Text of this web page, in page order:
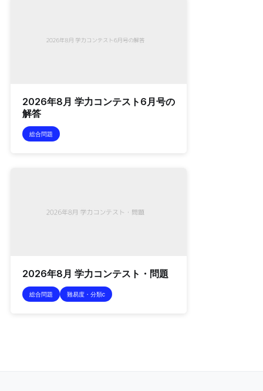
2026年8月 学力コンテスト6月号の
解答
総合問題
2026年8月 学力コンテスト・問題
総合問題 難易度・分類c